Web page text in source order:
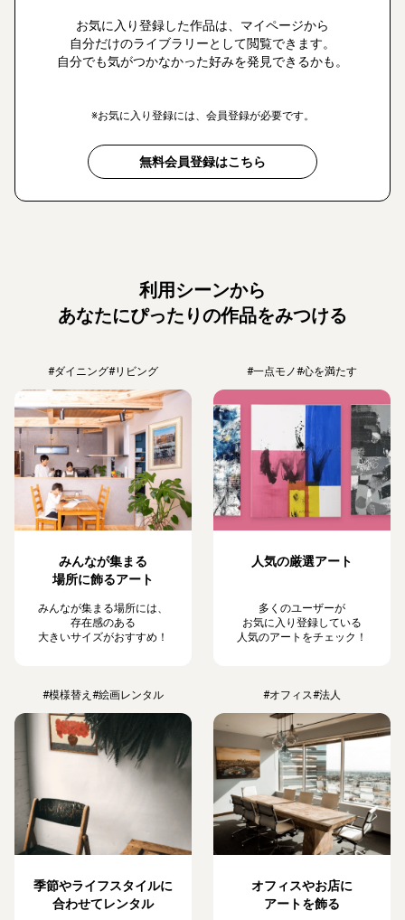
お気に入り登録した作品は、マイページから
自分だけのライブラリーとして閲覧できます。
自分でも気がつかなかった好みを発見できるかも。
※お気に入り登録には、会員登録が必要です。
無料会員登録はこちら
利用シーンから
あなたにぴったりの作品をみつける
#ダイニング#リビング
みんなが集まる
場所に飾るアート
みんなが集まる場所には、
存在感のある
大きいサイズがおすすめ！
#一点モノ#心を満たす
人気の厳選アート
多くのユーザーが
お気に入り登録している
人気のアートをチェック！
#模様替え #絵画レンタル
季節やライフスタイルに
合わせてレンタル
#オフィス#法人
オフィスやお店に
アートを飾る